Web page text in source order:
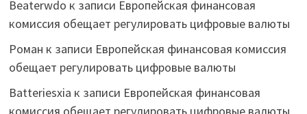
Beaterwdo к записи Европейская финансовая
комиссия обещает регулировать цифровые валюты
Роман к записи Европейская финансовая комиссия
обещает регулировать цифровые валюты
Batteriesxia к записи Европейская финансовая